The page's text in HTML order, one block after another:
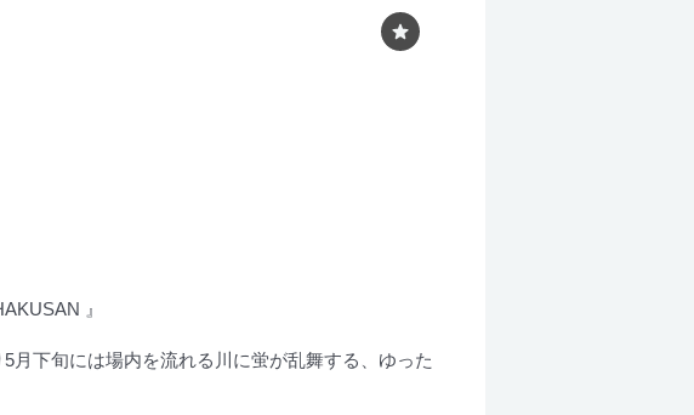
』
月下旬には場内を流れる川に蛍が乱舞する、ゆった